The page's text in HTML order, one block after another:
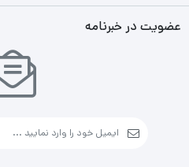
عضویت در خبرنامه